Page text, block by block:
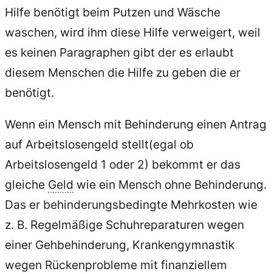
Hilfe benötigt beim Putzen und Wäsche
waschen, wird ihm diese Hilfe verweigert, weil
es keinen Paragraphen gibt der es erlaubt
diesem Menschen die Hilfe zu geben die er
benötigt.
Wenn ein Mensch mit Behinderung einen Antrag
auf Arbeitslosengeld stellt(egal ob
Arbeitslosengeld 1 oder 2) bekommt er das
gleiche Geld wie ein Mensch ohne Behinderung.
Das er behinderungsbedingte Mehrkosten wie
z. B. Regelmäßige Schuhreparaturen wegen
einer Gehbehinderung, Krankengymnastik
wegen Rückenprobleme mit finanziellem